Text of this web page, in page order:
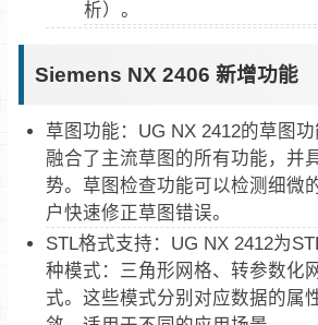
析）。
Siemens NX 2406 新增功能
草图功能‌：UG NX 2412的草图功
融合了主流草图的所有功能，并
势。草图检查功能可以检测细微
户快速修正草图错误‌。‌
STL格式支持‌：UG NX 2412为
种模式：三角形网格、转参数化
式。这些模式分别对应数据的属